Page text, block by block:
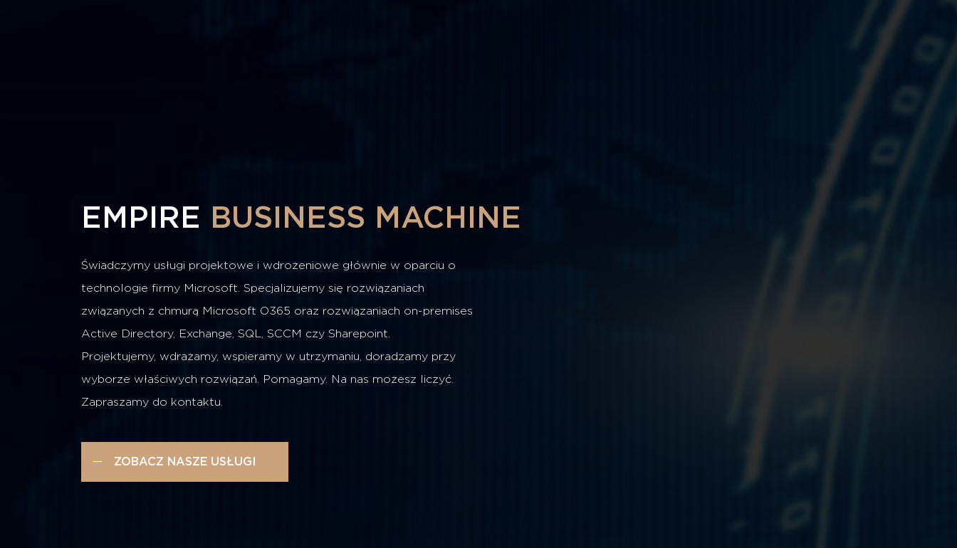
EMPIRE BUSINESS MACHINE
Świadczymy usługi projektowe i wdrożeniowe głównie w oparciu o
technologie firmy Microsoft. Specjalizujemy się rozwiązaniach
związanych z chmurą Microsoft O365 oraz rozwiązaniach on-premises
Active Directory, Exchange, SQL, SCCM czy Sharepoint.
Projektujemy, wdrażamy, wspieramy w utrzymaniu, doradzamy przy
wyborze właściwych rozwiązań. Pomagamy. Na nas możesz liczyć.
Zapraszamy do kontaktu.
ZOBACZ NASZE USŁUGI